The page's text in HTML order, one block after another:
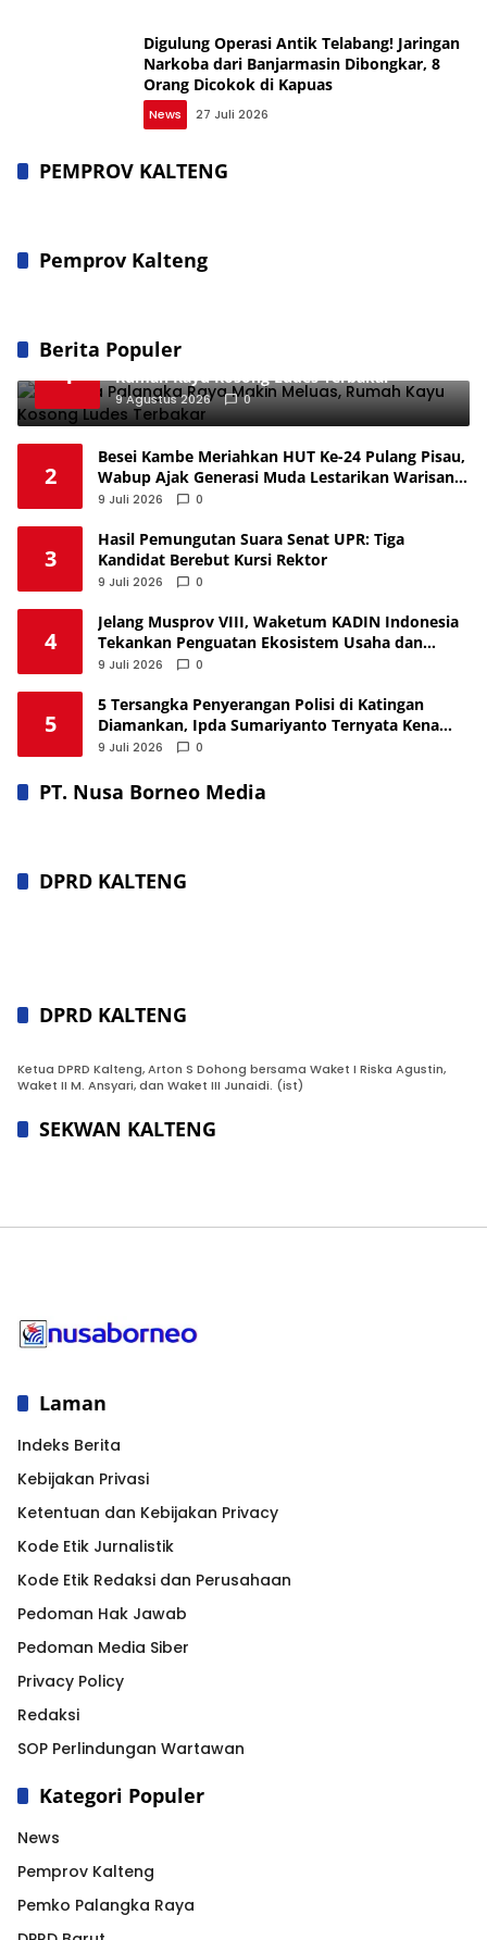
Digulung Operasi Antik Telabang! Jaringan
Narkoba dari Banjarmasin Dibongkar, 8
Orang Dicokok di Kapuas
News 27 Juli 2026
PEMPROV KALTENG
Pemprov Kalteng
Berita Populer
1
Karhutla Palangka Raya Makin Meluas,
Rumah Kayu Kosong Ludes Terbakar
9 Agustus 2026 0
2
Besei Kambe Meriahkan HUT Ke-24 Pulang Pisau,
Wabup Ajak Generasi Muda Lestarikan Warisan
Dayak Ngaju
9 Juli 2026 0
3
Hasil Pemungutan Suara Senat UPR: Tiga
Kandidat Berebut Kursi Rektor
9 Juli 2026 0
4
Jelang Musprov VIII, Waketum KADIN Indonesia
Tekankan Penguatan Ekosistem Usaha dan
Lapangan Kerja di Kalteng
9 Juli 2026 0
5
5 Tersangka Penyerangan Polisi di Katingan
Diamankan, Ipda Sumariyanto Ternyata Kena
Tembak
9 Juli 2026 0
PT. Nusa Borneo Media
DPRD KALTENG
DPRD KALTENG
Ketua DPRD Kalteng, Arton S Dohong bersama Waket I Riska Agustin,
Waket II M. Ansyari, dan Waket III Junaidi. (ist)
SEKWAN KALTENG
Laman
Indeks Berita
Kebijakan Privasi
Ketentuan dan Kebijakan Privacy
Kode Etik Jurnalistik
Kode Etik Redaksi dan Perusahaan
Pedoman Hak Jawab
Pedoman Media Siber
Privacy Policy
Redaksi
SOP Perlindungan Wartawan
Kategori Populer
News
Pemprov Kalteng
Pemko Palangka Raya